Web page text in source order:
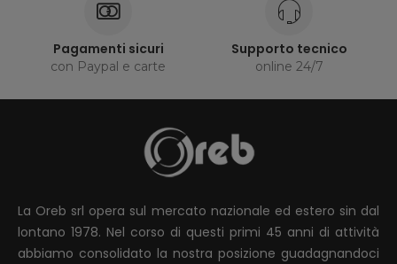
Pagamenti sicuri
con Paypal e carte
Supporto tecnico
online 24/7
La Oreb srl opera sul mercato nazionale ed estero sin dal
lontano 1978. Nel corso di questi primi 45 anni di attività
abbiamo consolidato la nostra posizione guadagnandoci